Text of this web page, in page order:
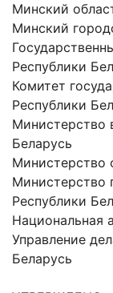
Минский
Минский
Республики
Комитет
Республики
Министерство
Беларусь
Министерство
Министерство
Республики
Национальная
Управление
Беларусь